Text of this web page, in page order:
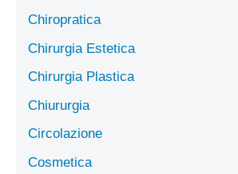
Chiropratica
Chirurgia Estetica
Chirurgia Plastica
Chiururgia
Circolazione
Cosmetica